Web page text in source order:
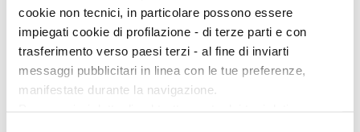
cookie non tecnici, in particolare possono essere
impiegati cookie di profilazione - di terze parti e con
trasferimento verso paesi terzi - al fine di inviarti
messaggi pubblicitari in linea con le tue preferenze,
manifestate durante la navigazione.